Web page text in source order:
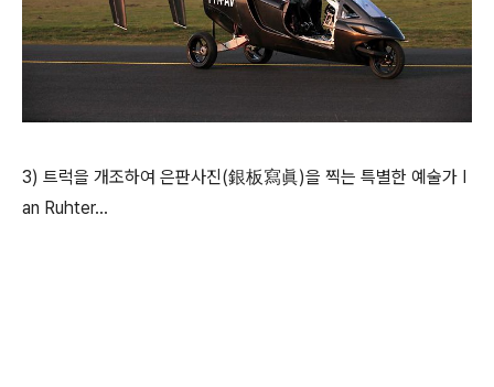
3) 트럭을 개조하여 은판사진(銀板寫眞)을 찍는 특별한 예술가 I
an Ruhter...